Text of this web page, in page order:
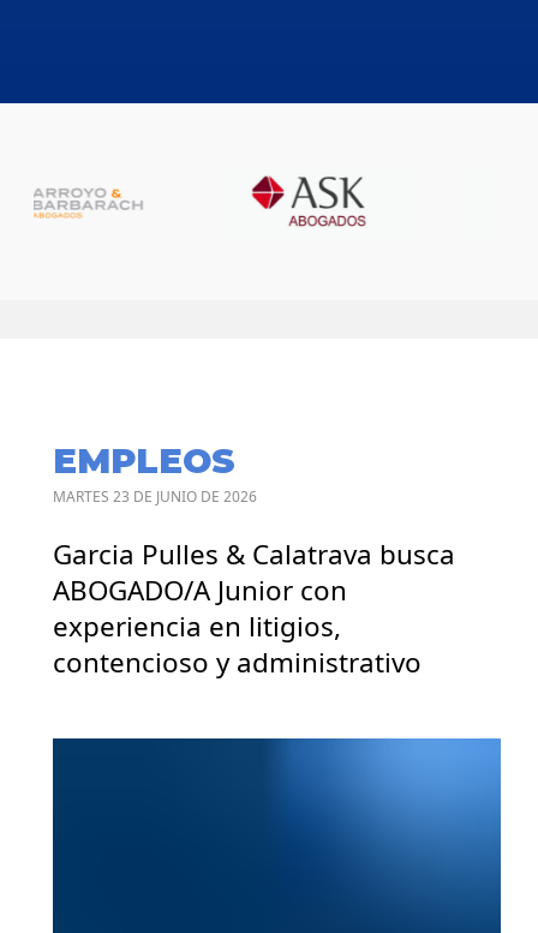
EMPLEOS
MARTES 23 DE JUNIO DE 2026
Garcia Pulles & Calatrava busca
ABOGADO/A Junior con
experiencia en litigios,
contencioso y administrativo